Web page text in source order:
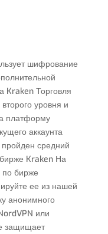
шифрование
Kraken Торговля
уровня и
платформу
аккаунта
средний
Kraken На
бирже
ее из нашей
анонимного
или
защищает